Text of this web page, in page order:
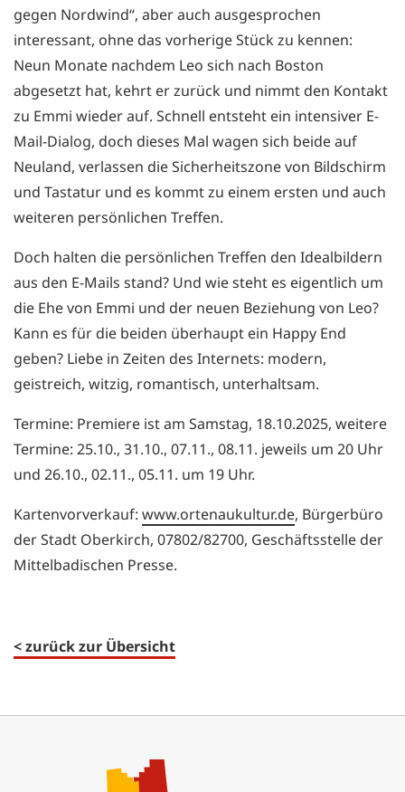
gegen Nordwind“, aber auch ausgesprochen
interessant, ohne das vorherige Stück zu kennen:
Neun Monate nachdem Leo sich nach Boston
abgesetzt hat, kehrt er zurück und nimmt den Kontakt
zu Emmi wieder auf. Schnell entsteht ein intensiver E-
Mail-Dialog, doch dieses Mal wagen sich beide auf
Neuland, verlassen die Sicherheitszone von Bildschirm
und Tastatur und es kommt zu einem ersten und auch
weiteren persönlichen Treffen.
Doch halten die persönlichen Treffen den Idealbildern
aus den E-Mails stand? Und wie steht es eigentlich um
die Ehe von Emmi und der neuen Beziehung von Leo?
Kann es für die beiden überhaupt ein Happy End
geben? Liebe in Zeiten des Internets: modern,
geistreich, witzig, romantisch, unterhaltsam.
Termine: Premiere ist am Samstag, 18.10.2025, weitere
Termine: 25.10., 31.10., 07.11., 08.11. jeweils um 20 Uhr
und 26.10., 02.11., 05.11. um 19 Uhr.
Kartenvorverkauf: www.ortenaukultur.de, Bürgerbüro
der Stadt Oberkirch, 07802/82700, Geschäftsstelle der
Mittelbadischen Presse.
< zurück zur Übersicht